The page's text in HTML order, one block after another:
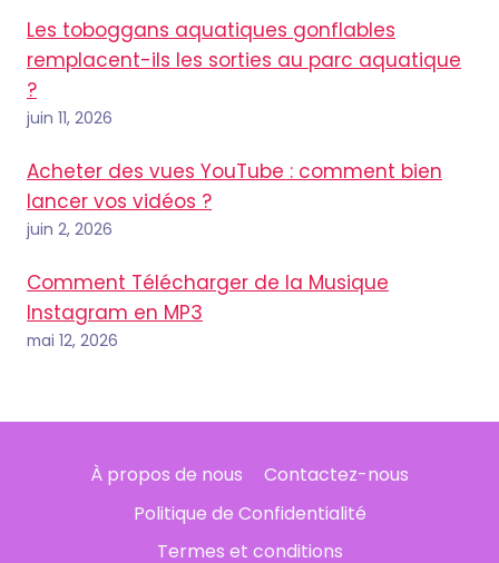
Les toboggans aquatiques gonflables
remplacent-ils les sorties au parc aquatique
?
juin 11, 2026
Acheter des vues YouTube : comment bien
lancer vos vidéos ?
juin 2, 2026
Comment Télécharger de la Musique
Instagram en MP3
mai 12, 2026
À propos de nous
Contactez-nous
Politique de Confidentialité
Termes et conditions